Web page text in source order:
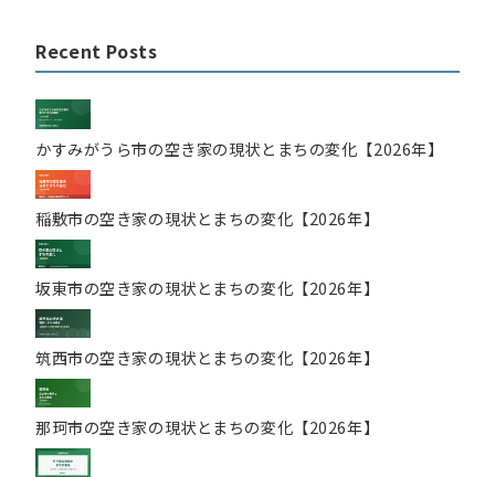
Recent Posts
かすみがうら市の空き家の現状とまちの変化【2026年】
稲敷市の空き家の現状とまちの変化【2026年】
坂東市の空き家の現状とまちの変化【2026年】
筑西市の空き家の現状とまちの変化【2026年】
那珂市の空き家の現状とまちの変化【2026年】